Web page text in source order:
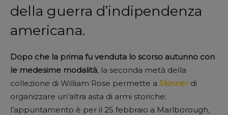
della guerra d’indipendenza
americana.
Dopo che la prima fu venduta lo scorso autunno con
le medesime modalità, la seconda metà della
collezione di William Rose permette a Skinnerdi
organizzare un’altra asta di armi storiche;
l’appuntamento è per il 25 febbraio a Marlborough,